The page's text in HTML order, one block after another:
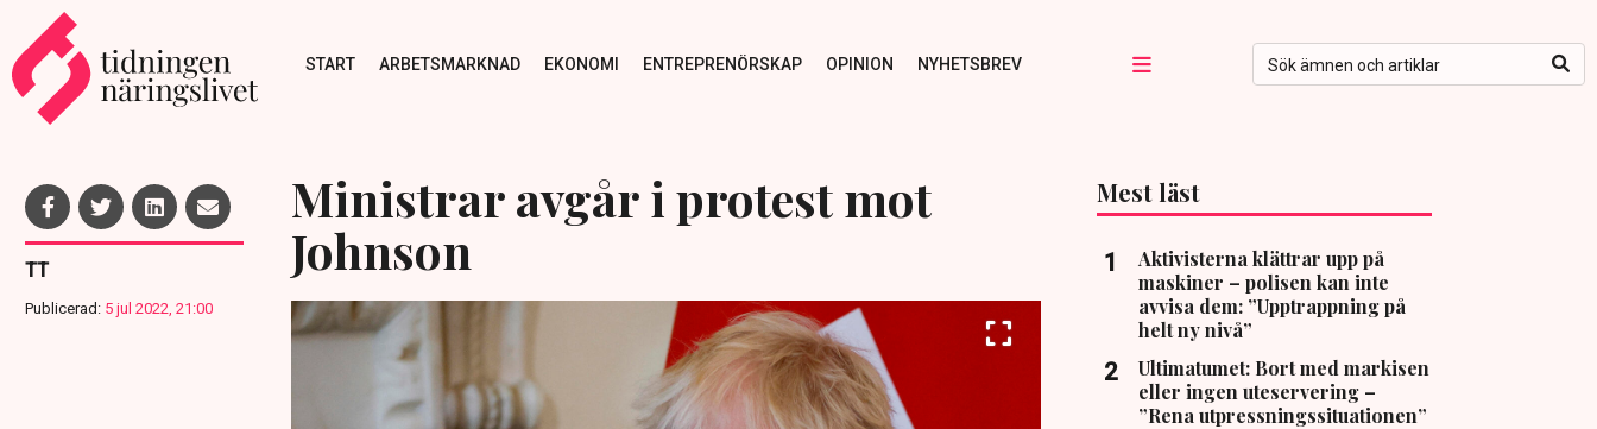
START ARBETSMARKNAD EKONOMI ENTREPRENÖRSKAP OPINION NYHETSBREV
TT
Publicerad: 5 jul 2022, 21:00
Ministrar avgår i protest mot
Johnson
Mest läst
Aktivisterna klättrar upp på
maskiner – polisen kan inte
avvisa dem: ”Upptrappning på
helt ny nivå”
Ultimatumet: Bort med markisen
eller ingen uteservering –
”Rena utpressningssituationen”